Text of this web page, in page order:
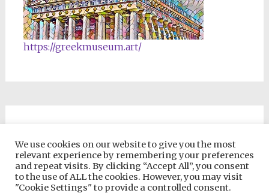
https://greekmuseum.art/
We use cookies on our website to give you the most
relevant experience by remembering your preferences
and repeat visits. By clicking “Accept All”, you consent
to the use of ALL the cookies. However, you may visit
"Cookie Settings" to provide a controlled consent.